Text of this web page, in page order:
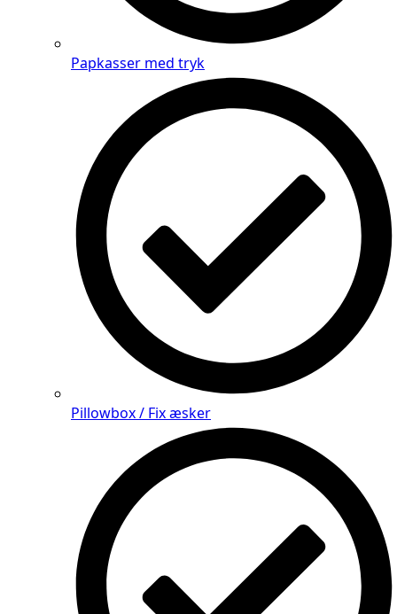
Papkasser med tryk
Pillowbox / Fix æsker